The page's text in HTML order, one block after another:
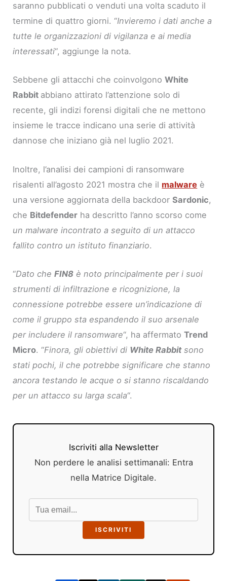
saranno pubblicati o venduti una volta scaduto il
termine di quattro giorni. “Invieremo i dati anche a
tutte le organizzazioni di vigilanza e ai media
interessati“, aggiunge la nota.
Sebbene gli attacchi che coinvolgonoWhite
Rabbit abbiano attirato l’attenzione solo di
recente, gli indizi forensi digitali che ne mettono
insieme le tracce indicano una serie di attività
dannose che iniziano già nel luglio 2021.
Inoltre, l’analisi dei campioni di ransomware
risalenti all’agosto 2021 mostra che il malware è
una versione aggiornata della backdoorSardonic,
che Bitdefender ha descritto l’anno scorso come
un malware incontrato a seguito di un attacco
fallito contro un istituto finanziario.
“Dato cheFIN8 è noto principalmente per i suoi
strumenti di infiltrazione e ricognizione, la
connessione potrebbe essere un’indicazione di
come il gruppo sta espandendo il suo arsenale
per includere il ransomware“, ha affermatoTrend
Micro. “Finora, gli obiettivi di White Rabbitsono
stati pochi, il che potrebbe significare che stanno
ancora testando le acque o si stanno riscaldando
per un attacco su larga scala“.
Iscriviti alla Newsletter
Non perdere le analisi settimanali: Entra
nella Matrice Digitale.
ISCRIVITI